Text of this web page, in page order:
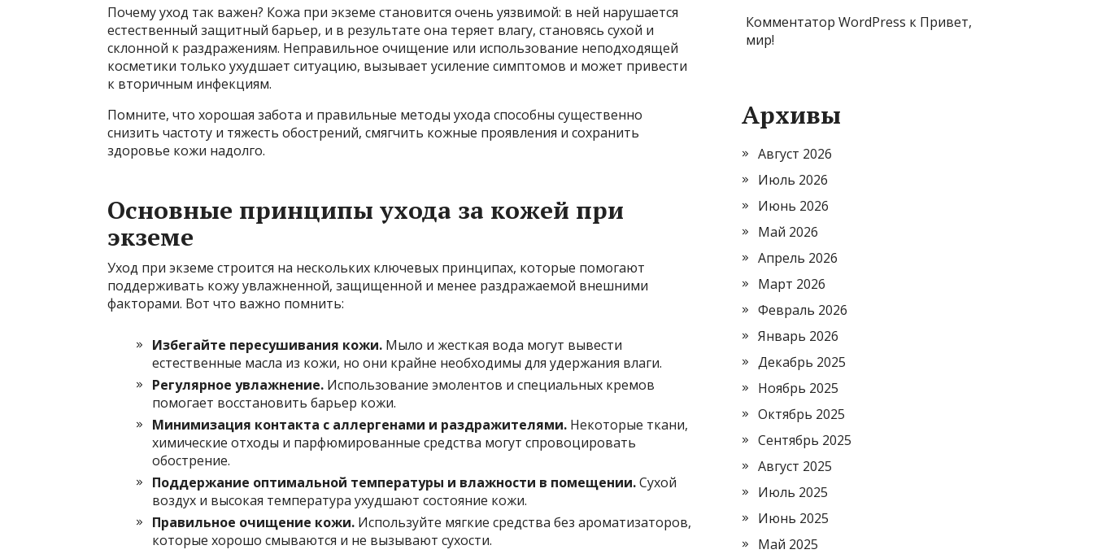
Почему уход так важен? Кожа при экземе становится очень уязвимой: в ней нарушается
естественный защитный барьер, и в результате она теряет влагу, становясь сухой и
склонной к раздражениям. Неправильное очищение или использование неподходящей
косметики только ухудшает ситуацию, вызывает усиление симптомов и может привести
к вторичным инфекциям.
Помните, что хорошая забота и правильные методы ухода способны существенно
снизить частоту и тяжесть обострений, смягчить кожные проявления и сохранить
здоровье кожи надолго.
Основные принципы ухода за кожей при
экземе
Уход при экземе строится на нескольких ключевых принципах, которые помогают
поддерживать кожу увлажненной, защищенной и менее раздражаемой внешними
факторами. Вот что важно помнить:
Избегайте пересушивания кожи. Мыло и жесткая вода могут вывести
естественные масла из кожи, но они крайне необходимы для удержания влаги.
Регулярное увлажнение. Использование эмолентов и специальных кремов
помогает восстановить барьер кожи.
Минимизация контакта с аллергенами и раздражителями. Некоторые ткани,
химические отходы и парфюмированные средства могут спровоцировать
обострение.
Поддержание оптимальной температуры и влажности в помещении.Сухой
воздух и высокая температура ухудшают состояние кожи.
Правильное очищение кожи. Используйте мягкие средства без ароматизаторов,
которые хорошо смываются и не вызывают сухости.
Комментатор WordPress к Привет,
мир!
Архивы
Август 2026
Июль 2026
Июнь 2026
Май 2026
Апрель 2026
Март 2026
Февраль 2026
Январь 2026
Декабрь 2025
Ноябрь 2025
Октябрь 2025
Сентябрь 2025
Август 2025
Июль 2025
Июнь 2025
Май 2025